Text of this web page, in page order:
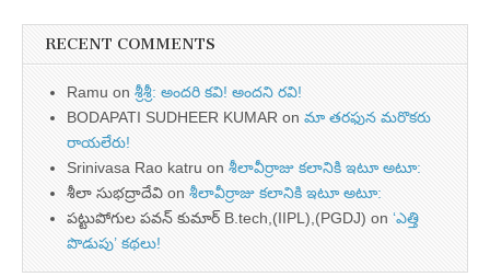
RECENT COMMENTS
Ramu on శ్రీశ్రీ: అందరి కవి! అందని రవి!
BODAPATI SUDHEER KUMAR on మా తరఫున మరొకరు
రాయలేరు!
Srinivasa Rao katru on శీలావీర్రాజు కలానికి ఇటూ అటూ:
శీలా సుభద్రాదేవి on శీలావీర్రాజు కలానికి ఇటూ అటూ:
పట్టుపోగుల పవన్ కుమార్ B.tech,(IIPL),(PGDJ) on ‘ఎత్తి
పొడుపు’ కథలు!